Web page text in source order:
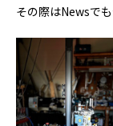
その際はNewsで